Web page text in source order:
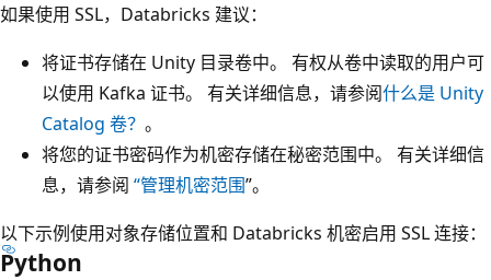
如果使用 SSL，Databricks 建议：
将证书存储在 Unity 目录卷中。 有权从卷中读取的用户可
以使用 Kafka 证书。 有关详细信息，请参阅什么是 Unity
Catalog 卷？ 。
将您的证书密码作为机密存储在秘密范围中。 有关详细信
息，请参阅 “管理机密范围”。
以下示例使用对象存储位置和 Databricks 机密启用 SSL 连接：
Python